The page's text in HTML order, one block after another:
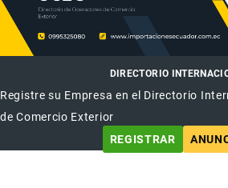
DIRECTORIO
Registre su Empresa en el Directorio
de Comercio Exterior
REGISTRAR